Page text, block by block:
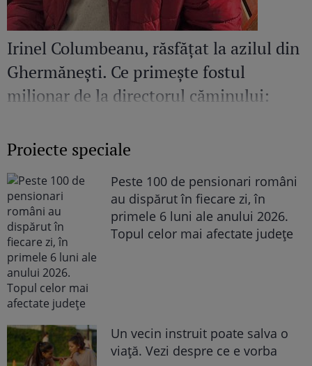
Irinel Columbeanu, răsfățat la azilul din
Ghermănești. Ce primește fostul
milionar de la directorul căminului:
Proiecte speciale
Peste 100 de pensionari români
au dispărut în fiecare zi, în
primele 6 luni ale anului 2026.
Topul celor mai afectate județe
Un vecin instruit poate salva o
viață. Vezi despre ce e vorba